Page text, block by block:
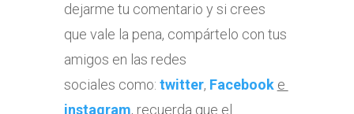
dejarme tu comentario y si crees
que vale la pena, compártelo con tus
amigos en las redes
sociales como: twitter, Facebook e
instagram, recuerda que el